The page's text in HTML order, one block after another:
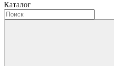
Каталог